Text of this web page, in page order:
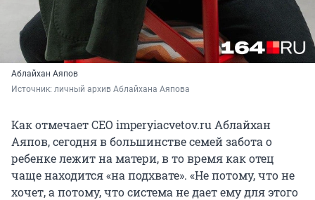
Аблайхан Аяпов
Источник: личный архив Аблайхана Аяпова
Как отмечает CEO imperyiacvetov.ru Аблайхан
Аяпов, сегодня в большинстве семей забота о
ребенке лежит на матери, в то время как отец
чаще находится «на подхвате». «Не потому, что не
хочет, а потому, что система не дает ему для этого